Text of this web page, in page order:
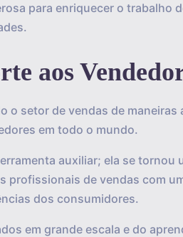
para enriquecer o trabalho
aos
setor de vendas de maneiras
em todo o mundo.
auxiliar; ela se tornou
profissionais de vendas com
dos consumidores.
em grande escala e do